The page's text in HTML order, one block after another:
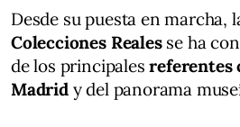
Desde su puesta en marcha,
Colecciones Realesse ha
de los principales referentes
Madridy del panorama